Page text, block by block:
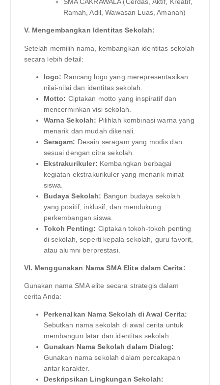
SMA CAKRAWALA (Cerdas, Aktif, Kreatif,
Ramah, Adil, Wawasan Luas, Amanah)
V. Mengembangkan Identitas Sekolah:
Setelah memilih nama, kembangkan identitas sekolah
secara lebih detail:
logo: Rancang logo yang merepresentasikan
nilai-nilai dan identitas sekolah.
Motto: Ciptakan motto yang inspiratif dan
mencerminkan visi sekolah.
Warna Sekolah: Pilihlah kombinasi warna yang
menarik dan mudah dikenali.
Seragam: Desain seragam yang modis dan
sesuai dengan citra sekolah.
Ekstrakurikuler: Kembangkan berbagai
kegiatan ekstrakurikuler yang menarik minat
siswa.
Budaya Sekolah: Bangun budaya sekolah
yang positif, inklusif, dan mendukung
perkembangan siswa.
Tokoh Penting: Ciptakan tokoh-tokoh penting
di sekolah, seperti kepala sekolah, guru favorit,
atau alumni berprestasi.
VI. Menggunakan Nama SMA Elite dalam Cerita:
Gunakan nama SMA elite secara strategis dalam
cerita Anda:
Perkenalkan Nama Sekolah di Awal Cerita:
Sebutkan nama sekolah di awal cerita untuk
membangun latar dan identitas sekolah.
Gunakan Nama Sekolah dalam Dialog:
Gunakan nama sekolah dalam percakapan
antar karakter.
Deskripsikan Lingkungan Sekolah: